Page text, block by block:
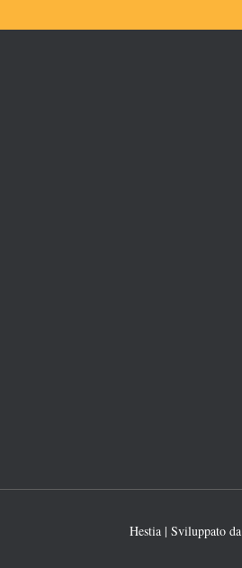
Hestia | Sviluppato da